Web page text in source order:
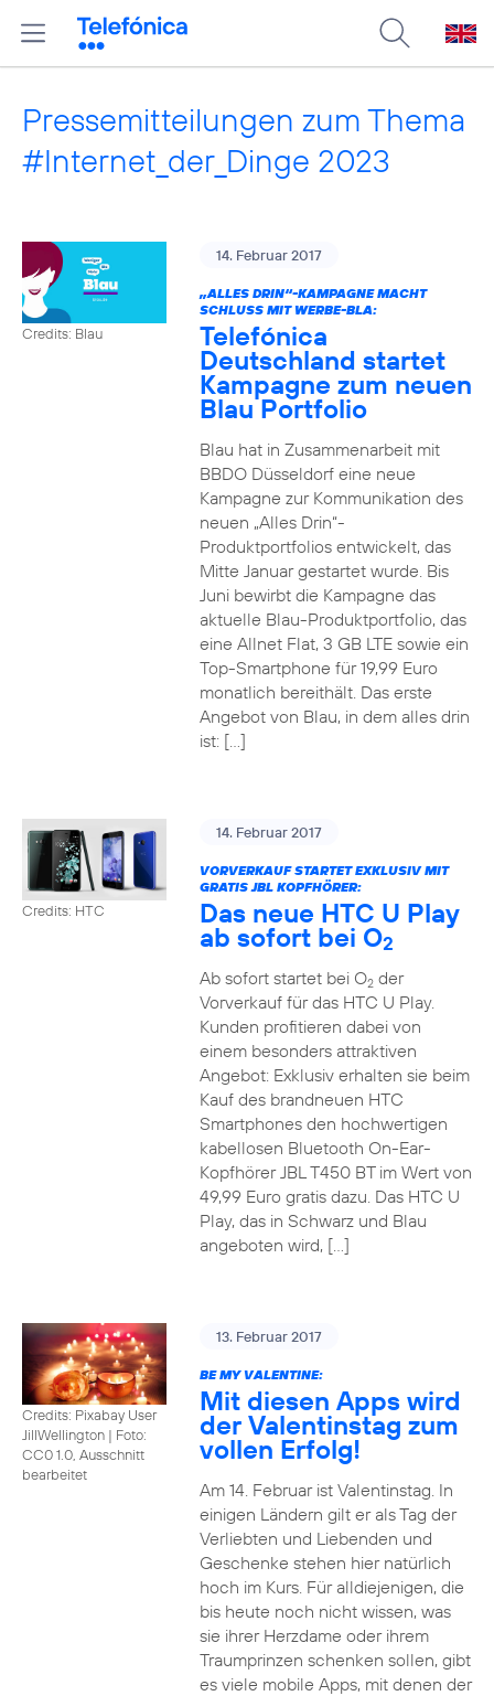
Pressemitteilungen zum Thema
#Internet_der_Dinge 2023
Credits: Blau
14. Februar 2017
„ALLES DRIN“-KAMPAGNE MACHT
SCHLUSS MIT WERBE-BLA:
Telefónica
Deutschland startet
Kampagne zum neuen
Blau Portfolio
Blau hat in Zusammenarbeit mit
BBDO Düsseldorf eine neue
Kampagne zur Kommunikation des
neuen „Alles Drin“-
Produktportfolios entwickelt, das
Mitte Januar gestartet wurde. Bis
Juni bewirbt die Kampagne das
aktuelle Blau-Produktportfolio, das
eine Allnet Flat, 3 GB LTE sowie ein
Top-Smartphone für 19,99 Euro
monatlich bereithält. Das erste
Angebot von Blau, in dem alles drin
ist: […]
Credits: HTC
14. Februar 2017
VORVERKAUF STARTET EXKLUSIV MIT
GRATIS JBL KOPFHÖRER:
Das neue HTC U Play
ab sofort bei O2
Ab sofort startet bei O2der
Vorverkauf für das HTC U Play.
Kunden profitieren dabei von
einem besonders attraktiven
Angebot: Exklusiv erhalten sie beim
Kauf des brandneuen HTC
Smartphones den hochwertigen
kabellosen Bluetooth On-Ear-
Kopfhörer JBL T450 BT im Wert von
49,99 Euro gratis dazu. Das HTC U
Play, das in Schwarz und Blau
angeboten wird, […]
Credits: Pixabay User
JillWellington | Foto:
CC0 1.0, Ausschnitt
bearbeitet
13. Februar 2017
BE MY VALENTINE:
Mit diesen Apps wird
der Valentinstag zum
vollen Erfolg!
Am 14. Februar ist Valentinstag. In
einigen Ländern gilt er als Tag der
Verliebten und Liebenden und
Geschenke stehen hier natürlich
hoch im Kurs. Für alldiejenigen, die
bis heute noch nicht wissen, was
sie ihrer Herzdame oder ihrem
Traumprinzen schenken sollen, gibt
es viele mobile Apps, mit denen der